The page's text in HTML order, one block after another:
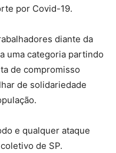
por Covid-19.
diante da
uma categoria partindo
de compromisso
de solidariedade
e qualquer ataque
de SP.